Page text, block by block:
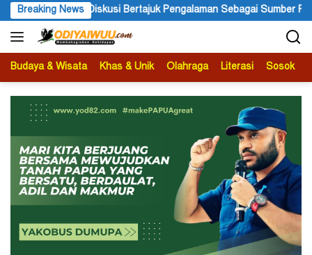
Langsung
ke
konten
Breaking News
Diskusi Bertajuk Pengalaman Sebagai Sumber Pengetahuan
Budaya & Wisata Khas & Unik Olahraga Literasi Sosok